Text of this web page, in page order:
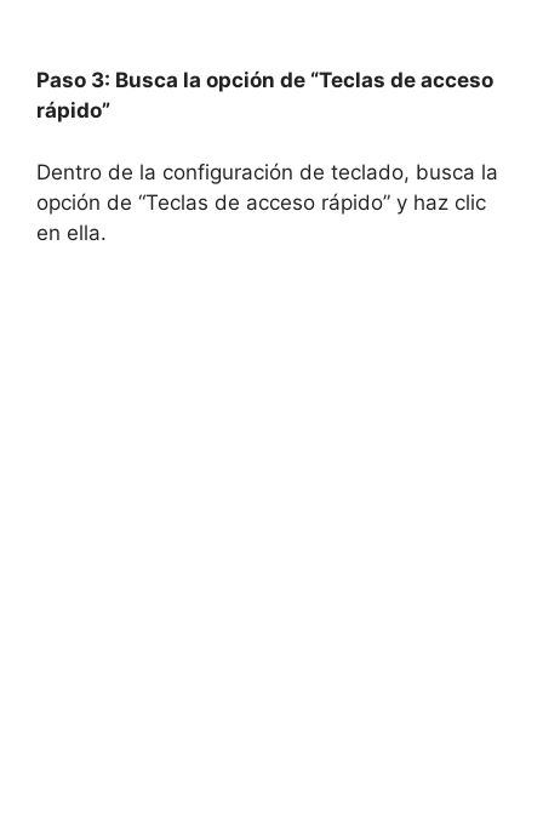
Paso 3: Busca la opción de “Teclas de acceso
rápido”
Dentro de la configuración de teclado, busca la
opción de “Teclas de acceso rápido” y haz clic
en ella.